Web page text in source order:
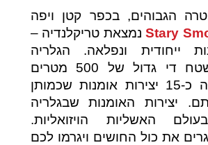
הגבוהים, בכפר קטן ויפה
Staryנמצאת טריקלנדיה –
ייחודית ונפלאה. הגלריה
נפרסת על שטח די גדול של 500 מטרים
רבועים ומציגה כ-15 יצירות אומנות שכמותן
יצירות האומנות שבגלריה
האשליות הויזואליות.
את כול החושים ויגרמו לכם